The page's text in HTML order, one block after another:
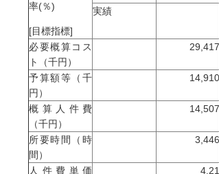
率(％)
[目標指標]
実績
必要概算コス
ト（千円）
29,417
予算額等（千
円）
14,910
概算人件費
（千円）
14,507
所要時間（時
間）
3,446
人件費単価
4.21